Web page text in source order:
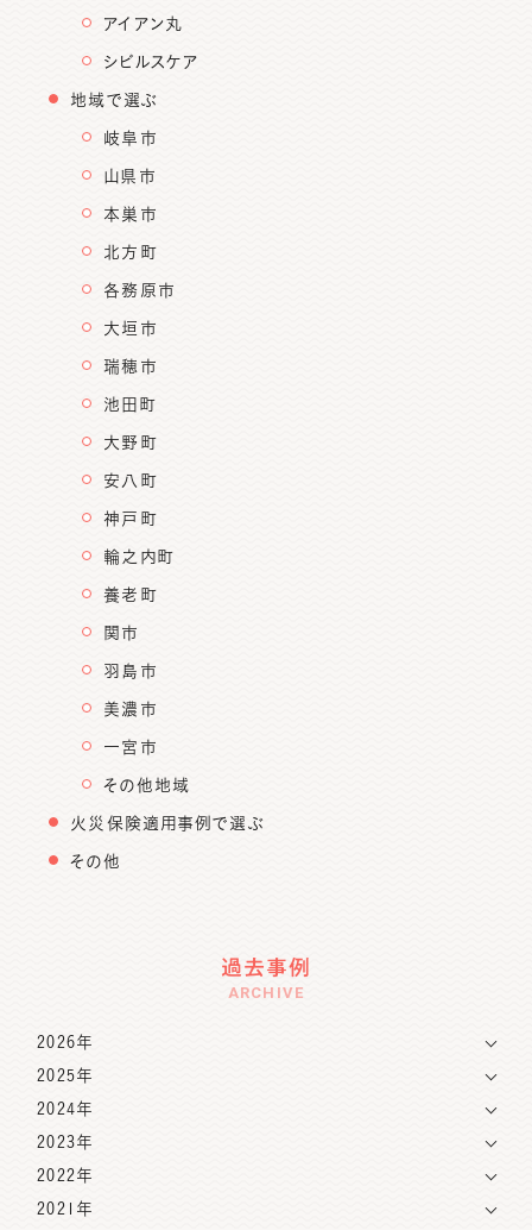
アイアン丸
シビルスケア
地域で選ぶ
岐阜市
山県市
本巣市
北方町
各務原市
大垣市
瑞穂市
池田町
大野町
安八町
神戸町
輪之内町
養老町
関市
羽島市
美濃市
一宮市
その他地域
火災保険適用事例で選ぶ
その他
過去事例
ARCHIVE
2026年
2025年
2024年
2023年
2022年
2021年